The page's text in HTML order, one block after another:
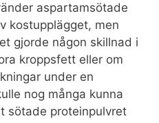
aspartamsötade
kostupplägget, men
gjorde någon skillnad i
kroppsfett eller om
under en
nog många kunna
sötade proteinpulvret